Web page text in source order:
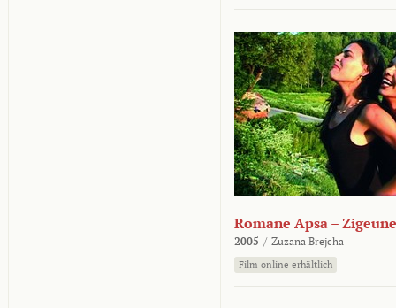
Romane Apsa –
2005 / Zuzana Brejcha
Film online erhältlich